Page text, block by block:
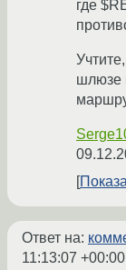
где
шлюзе
Ответ на:
11:13:07 +00:00